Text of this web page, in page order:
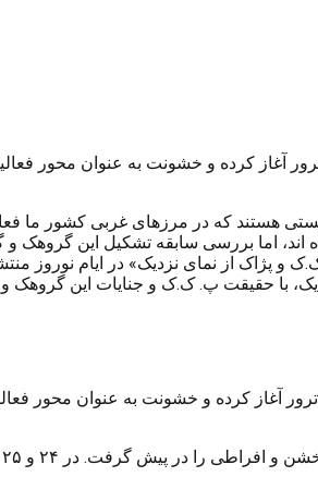
آغاز کرده و خشونت به عنوان محور
هستند که در مرزهای غربی کشور ما
اما بررسی سابقه تشکیل این گروهک و
از نمای نزدیک» در ایام نوروز
با حقیقت پ. ک.ک و جنایات این گروهک
آغاز کرده و خشونت به عنوان محور